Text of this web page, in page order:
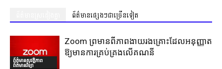
ព័ត៌មានផ្សេងៗជាច្រើនទៀត
ព័ត៌មានសុវត្ថិភាព
ព័ត៌មានវិទ្យា
Zoom ព្រមានពីភាពងាយរងគ្រោះដែលអនុញ្ញាត
ឱ្យមានការគ្រប់គ្រងលើគណនី